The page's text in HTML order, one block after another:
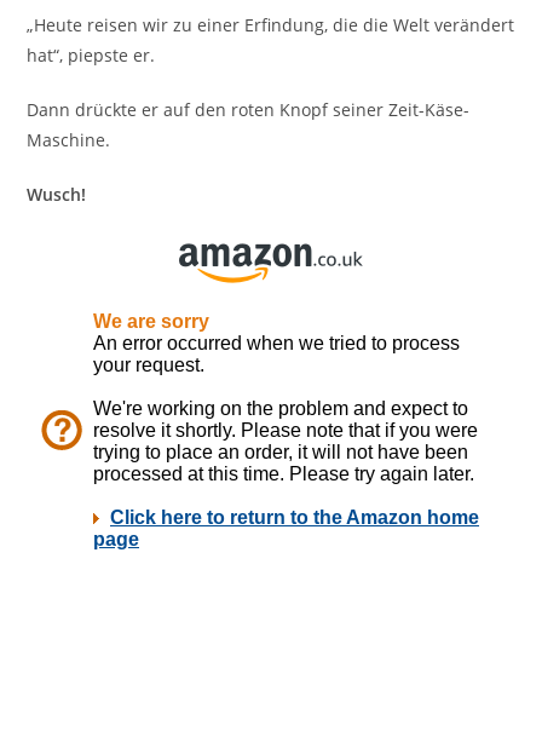
„Heute reisen wir zu einer Erfindung, die die Welt verändert
hat“, piepste er.
Dann drückte er auf den roten Knopf seiner Zeit-Käse-
Maschine.
Wusch!